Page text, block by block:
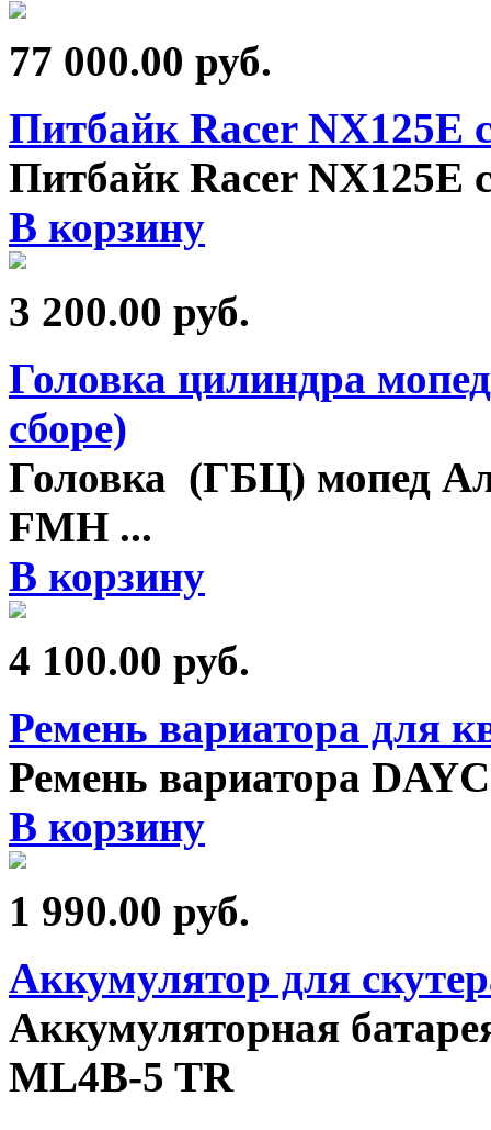
77 000.00 руб.
Питбайк Racer NX125E
Питбайк Racer NX125E
В корзину
3 200.00 руб.
Головка цилиндра
сборе)
Головка (ГБЦ) мопед
FMH ...
В корзину
4 100.00 руб.
Ремень вариатора для
Ремень вариатора
В корзину
1 990.00 руб.
Аккумулятор для
Аккумуляторная
ML4B-5 TR